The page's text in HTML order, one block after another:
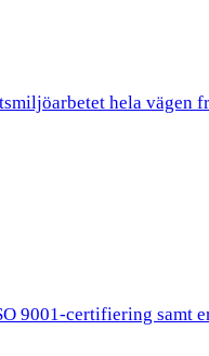
hela vägen
9001-certifiering samt